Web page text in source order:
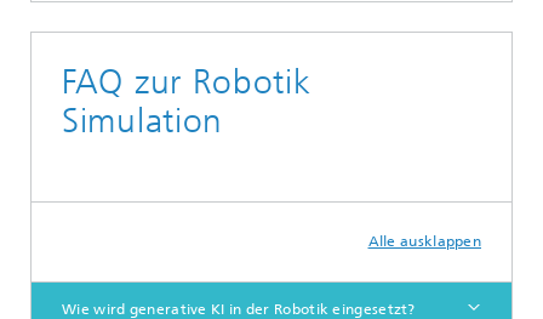
FAQ zur Robotik
Simulation
Alle ausklappen
Wie wird generative KI in der Robotik eingesetzt?